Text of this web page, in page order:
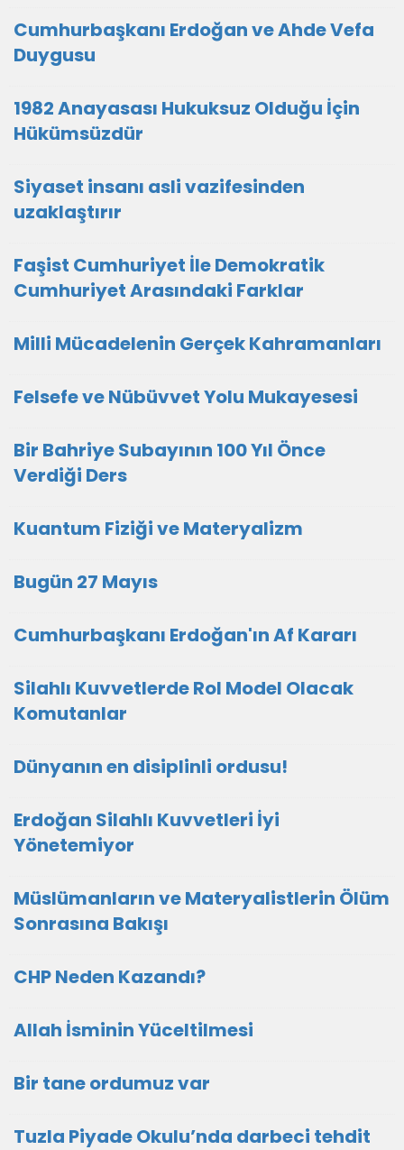
Cumhurbaşkanı Erdoğan ve Ahde Vefa
Duygusu
1982 Anayasası Hukuksuz Olduğu İçin
Hükümsüzdür
Siyaset insanı asli vazifesinden
uzaklaştırır
Faşist Cumhuriyet İle Demokratik
Cumhuriyet Arasındaki Farklar
Milli Mücadelenin Gerçek Kahramanları
Felsefe ve Nübüvvet Yolu Mukayesesi
Bir Bahriye Subayının 100 Yıl Önce
Verdiği Ders
Kuantum Fiziği ve Materyalizm
Bugün 27 Mayıs
Cumhurbaşkanı Erdoğan'ın Af Kararı
Silahlı Kuvvetlerde Rol Model Olacak
Komutanlar
Dünyanın en disiplinli ordusu!
Erdoğan Silahlı Kuvvetleri İyi
Yönetemiyor
Müslümanların ve Materyalistlerin Ölüm
Sonrasına Bakışı
CHP Neden Kazandı?
Allah İsminin Yüceltilmesi
Bir tane ordumuz var
Tuzla Piyade Okulu’nda darbeci tehdit